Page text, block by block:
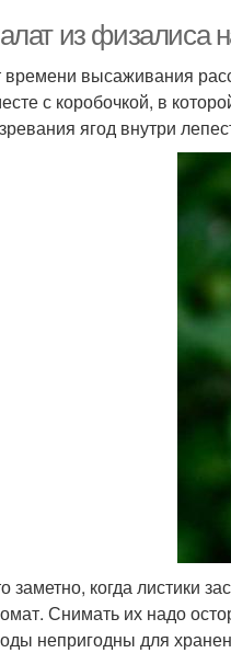
из физалиса
времени высаживания
с коробочкой, в
ягод внутри
заметно, когда листики
Снимать их надо
непригодны для